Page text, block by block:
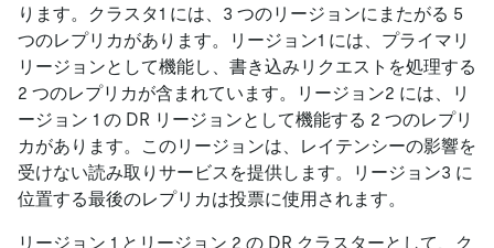
ります。クラスタ1 には、3 つのリージョンにまたがる 5
つのレプリカがあります。リージョン1 には、プライマリ
リージョンとして機能し、書き込みリクエストを処理する
2 つのレプリカが含まれています。リージョン2 には、リ
ージョン 1 の DR リージョンとして機能する 2 つのレプリ
カがあります。このリージョンは、レイテンシーの影響を
受けない読み取りサービスを提供します。リージョン3 に
位置する最後のレプリカは投票に使用されます。
リージョン 1 とリージョン 2 の DR クラスターとして、ク